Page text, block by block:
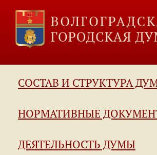
СОСТАВ И СТРУКТУРА
НОРМАТИВНЫЕ
ДЕЯТЕЛЬНОСТЬ ДУМЫ